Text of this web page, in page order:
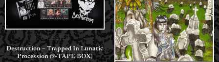
CASSETES
Destruction – Trapped In Lunatic
Procession (9-TAPE BOX)